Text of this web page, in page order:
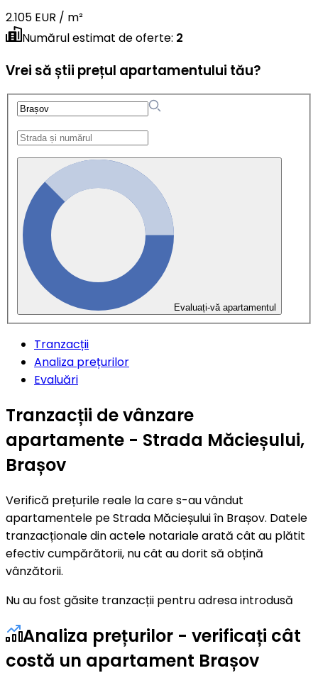
2.105 EUR / m²
Numărul estimat de oferte: 2
Vrei să știi prețul apartamentului tău?
Evaluați-vă apartamentul
Tranzacții
Analiza prețurilor
Evaluări
Tranzacții de vânzare
apartamente - Strada Măcieșului,
Brașov
Verifică prețurile reale la care s-au vândut
apartamentele pe Strada Măcieșului în Brașov. Datele
tranzacționale din actele notariale arată cât au plătit
efectiv cumpărătorii, nu cât au dorit să obțină
vânzătorii.
Nu au fost găsite tranzacții pentru adresa introdusă
Analiza prețurilor - verificați cât
costă un apartament Brașov